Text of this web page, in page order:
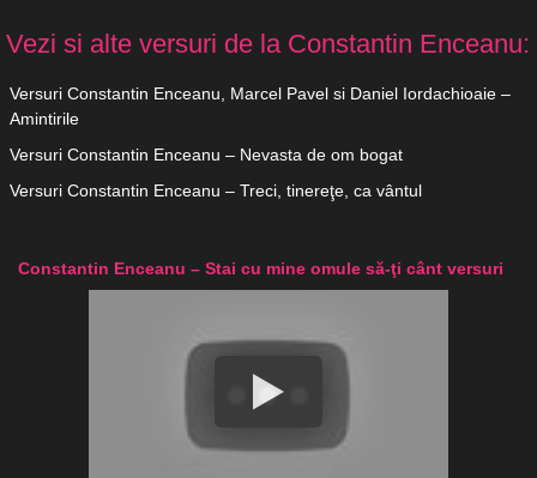
Vezi si alte versuri de la Constantin Enceanu:
Versuri Constantin Enceanu, Marcel Pavel si Daniel Iordachioaie –
Amintirile
Versuri Constantin Enceanu – Nevasta de om bogat
Versuri Constantin Enceanu – Treci, tinereţe, ca vântul
Constantin Enceanu – Stai cu mine omule să-ţi cânt versuri